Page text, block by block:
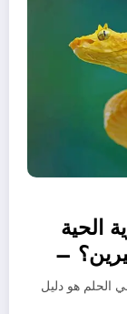
الحية
–
الحلم هو دليل